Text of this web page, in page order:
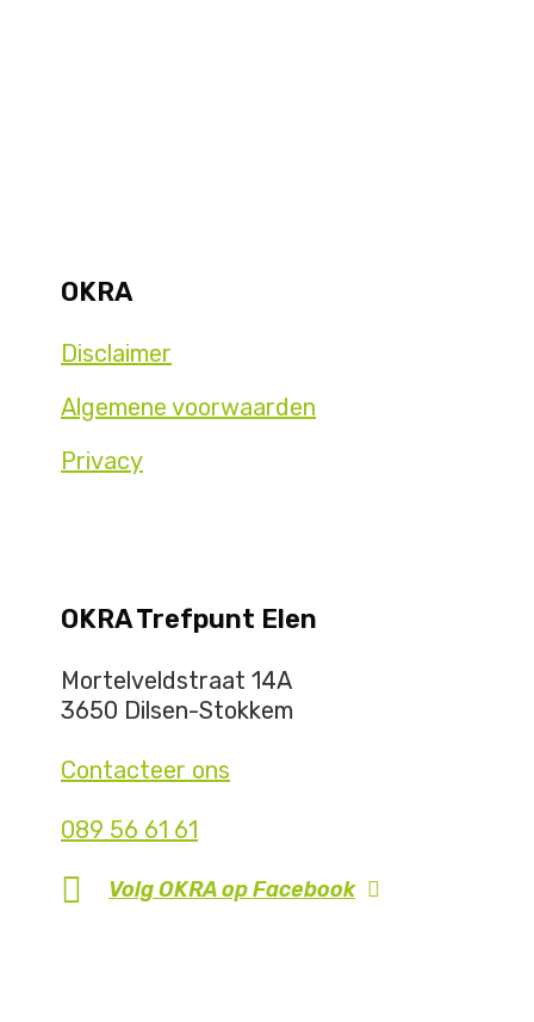
OKRA
Disclaimer
Algemene voorwaarden
Privacy
OKRA Trefpunt Elen
Mortelveldstraat 14A
3650 Dilsen-Stokkem
Contacteer ons
089 56 61 61
Volg OKRA opFacebook